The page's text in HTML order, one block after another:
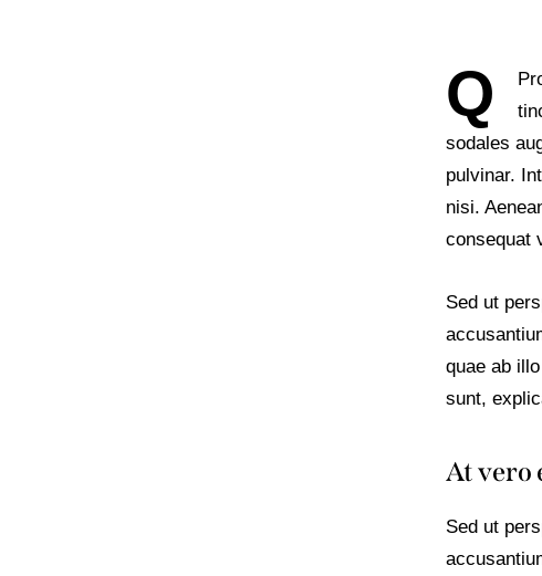
Q
sodales
pulvinar.
nisi.
consequat
Sed ut
quae ab
sunt,
At vero
Sed ut